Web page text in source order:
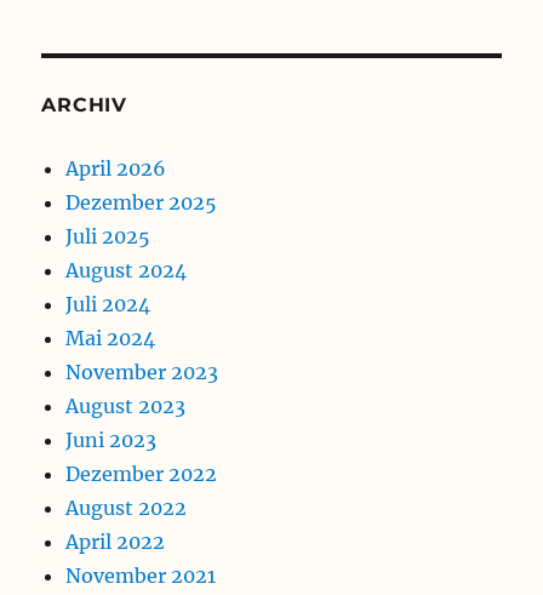
ARCHIV
April 2026
Dezember 2025
Juli 2025
August 2024
Juli 2024
Mai 2024
November 2023
August 2023
Juni 2023
Dezember 2022
August 2022
April 2022
November 2021